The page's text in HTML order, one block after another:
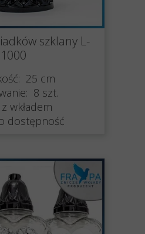
szklany L-
1000
25 cm
8 szt.
wkładem
dostępność